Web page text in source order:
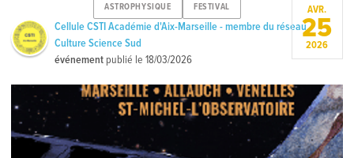
ASTROPHYSIQUE FESTIVAL
Cellule CSTI Académie d'Aix-Marseille - membre du réseau
Culture Science Sud
événement publié le18/03/2026
AVR.
25
2026